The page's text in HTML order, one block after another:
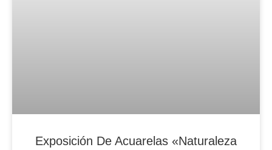
Exposición De Acuarelas «Naturaleza